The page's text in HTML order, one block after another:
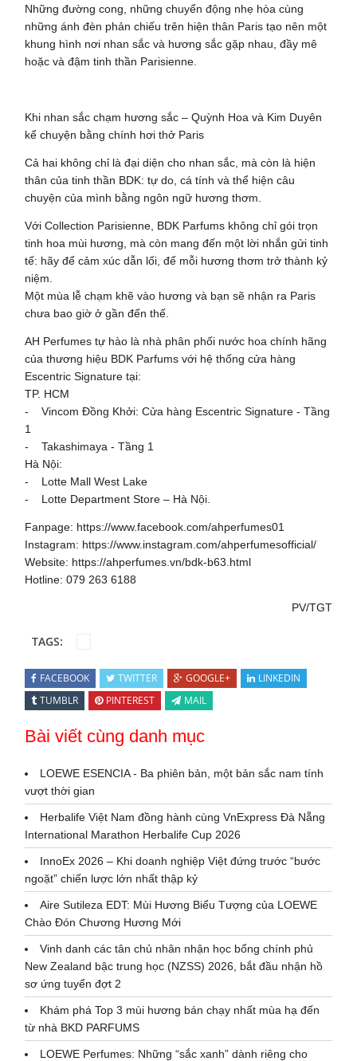
Những đường cong, những chuyển động nhẹ hòa cùng
những ánh đèn phản chiếu trên hiện thân Paris tạo nên một
khung hình nơi nhan sắc và hương sắc gặp nhau, đầy mê
hoặc và đậm tinh thần Parisienne.
Khi nhan sắc chạm hương sắc – Quỳnh Hoa và Kim Duyên
kể chuyện bằng chính hơi thở Paris
Cả hai không chỉ là đại diện cho nhan sắc, mà còn là hiện
thân của tinh thần BDK: tự do, cá tính và thể hiện câu
chuyện của mình bằng ngôn ngữ hương thơm.
Với Collection Parisienne, BDK Parfums không chỉ gói trọn
tinh hoa mùi hương, mà còn mang đến một lời nhắn gửi tinh
tế: hãy để cảm xúc dẫn lối, để mỗi hương thơm trở thành kỷ
niệm.
Một mùa lễ chạm khẽ vào hương và bạn sẽ nhận ra Paris
chưa bao giờ ở gần đến thế.
AH Perfumes tự hào là nhà phân phối nước hoa chính hãng
của thương hiệu BDK Parfums với hệ thống cửa hàng
Escentric Signature tại:
TP. HCM
- Vincom Đồng Khởi: Cửa hàng Escentric Signature - Tầng
1
- Takashimaya - Tầng 1
Hà Nội:
- Lotte Mall West Lake
- Lotte Department Store – Hà Nội.
Fanpage: https://www.facebook.com/ahperfumes01
Instagram: https://www.instagram.com/ahperfumesofficial/
Website: https://ahperfumes.vn/bdk-b63.html
Hotline: 079 263 6188
PV/TGT
TAGS:
FACEBOOK TWITTER GOOGLE+
LINKEDIN
TUMBLR
PINTEREST MAIL
Bài viết cùng danh mục
LOEWE ESENCIA - Ba phiên bản, một bản sắc nam tính
vượt thời gian
Herbalife Việt Nam đồng hành cùng VnExpress Đà Nẵng
International Marathon Herbalife Cup 2026
InnoEx 2026 – Khi doanh nghiệp Việt đứng trước “bước
ngoặt” chiến lược lớn nhất thập kỷ
Aire Sutileza EDT: Mùi Hương Biểu Tượng của LOEWE
Chào Đón Chương Hương Mới
Vinh danh các tân chủ nhân nhận học bổng chính phủ
New Zealand bậc trung học (NZSS) 2026, bắt đầu nhận hồ
sơ ứng tuyển đợt 2
Khám phá Top 3 mùi hương bán chạy nhất mùa hạ đến
từ nhà BKD PARFUMS
LOEWE Perfumes: Những “sắc xanh” dành riêng cho